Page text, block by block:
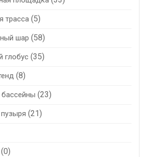
трасса (5)
шар (58)
глобус (35)
(8)
(23)
(21)
(0)